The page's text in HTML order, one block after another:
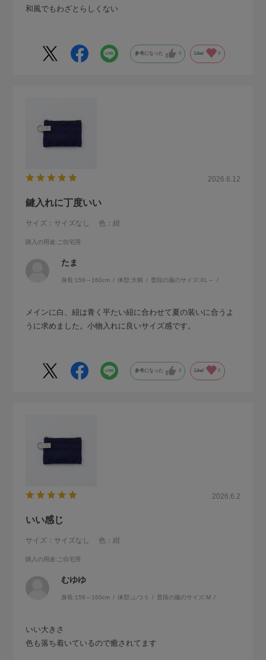
和風でもわざとらしくない
参考になった 0 Like! 0
2026.6.12
鍵入れに丁度いい
サイズ：サイズなし 色：紺
購入の用途:ご自宅用
たま
身長:156～160cm 体型:大柄 普段の服のサイズ:XL～
メインに白、紐は青く平たい紐に合わせて夏の装いに合うよ
うに求めました。小物入れに良いサイズ感です。
参考になった 0 Like! 0
2026.6.2
いい感じ
サイズ：サイズなし 色：紺
購入の用途:ご自宅用
むゆゆ
身長:156～160cm 体型: ふつう 普段の服のサイズ:M
いい大きさ
色も落ち着いているので癒されてます